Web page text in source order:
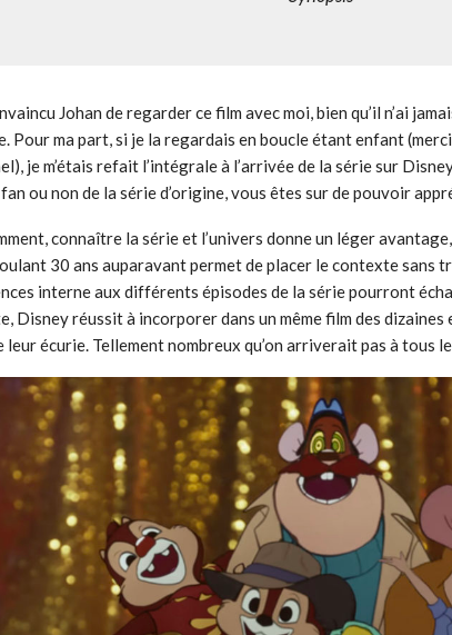
Johan de regarder ce film avec moi, bien qu’il n’ai
Pour ma part, si je la regardais en boucle étant enfant
je m’étais refait l’intégrale à l’arrivée de la série sur
ou non de la série d’origine, vous êtes sur de pouvoir
connaître la série et l’univers donne un léger
30 ans auparavant permet de placer le contexte sans
interne aux différents épisodes de la série pourront
Disney réussit à incorporer dans un même film des dizaines
leur écurie. Tellement nombreux qu’on arriverait pas à tous